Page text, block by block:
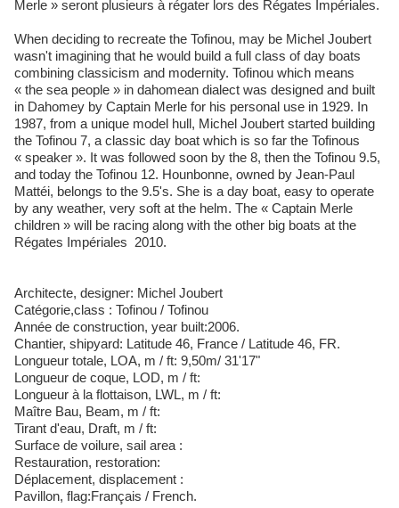
Merle » seront plusieurs à régater lors des Régates Impériales.
When deciding to recreate the Tofinou, may be Michel Joubert
wasn't imagining that he would build a full class of day boats
combining classicism and modernity. Tofinou which means
« the sea people » in dahomean dialect was designed and built
in Dahomey by Captain Merle for his personal use in 1929. In
1987, from a unique model hull, Michel Joubert started building
the Tofinou 7, a classic day boat which is so far the Tofinous
« speaker ». It was followed soon by the 8, then the Tofinou 9.5,
and today the Tofinou 12. Hounbonne, owned by Jean-Paul
Mattéi, belongs to the 9.5's. She is a day boat, easy to operate
by any weather, very soft at the helm. The « Captain Merle
children » will be racing along with the other big boats at the
Régates Impériales 2010.
Architecte, designer: Michel Joubert
Catégorie,class : Tofinou / Tofinou
Année de construction, year built:2006.
Chantier, shipyard: Latitude 46, France / Latitude 46, FR.
Longueur totale, LOA, m / ft: 9,50m/ 31'17"
Longueur de coque, LOD, m / ft:
Longueur à la flottaison, LWL, m / ft:
Maître Bau, Beam, m / ft:
Tirant d'eau, Draft, m / ft:
Surface de voilure, sail area :
Restauration, restoration:
Déplacement, displacement :
Pavillon, flag:Français / French.